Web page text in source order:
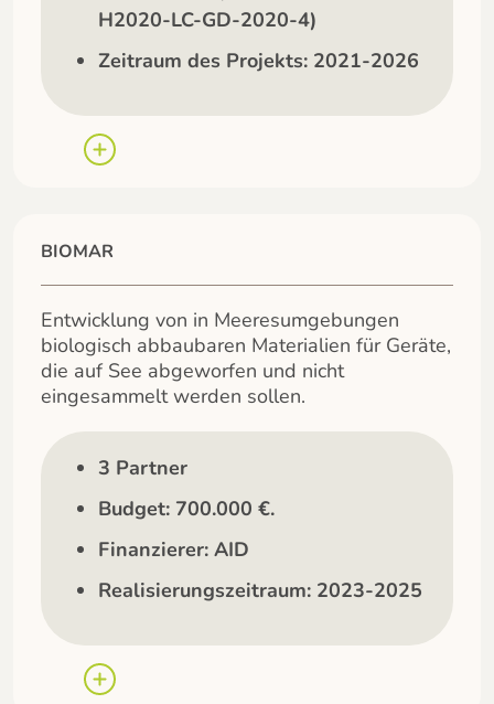
H2020-LC-GD-2020-4)
Zeitraum des Projekts: 2021-2026
BIOMAR
Entwicklung von in Meeresumgebungen
biologisch abbaubaren Materialien für Geräte,
die auf See abgeworfen und nicht
eingesammelt werden sollen.
3 Partner
Budget: 700.000 €.
Finanzierer: AID
Realisierungszeitraum: 2023-2025